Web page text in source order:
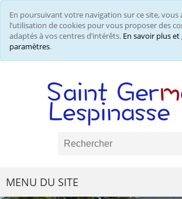
En poursuivant votre navigation sur ce site, vous
l’utilisation de cookies pour vous proposer des
adaptés à vos centres d’intérêts. En savoir plus et
paramètres.
MENU DU SITE